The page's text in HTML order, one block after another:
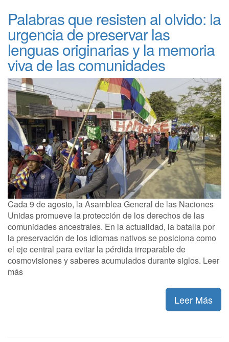
Palabras que resisten al olvido: la
urgencia de preservar las
lenguas originarias y la memoria
viva de las comunidades
Cada 9 de agosto, la Asamblea General de las Naciones
Unidas promueve la protección de los derechos de las
comunidades ancestrales. En la actualidad, la batalla por
la preservación de los idiomas nativos se posiciona como
el eje central para evitar la pérdida irreparable de
cosmovisiones y saberes acumulados durante siglos. Leer
más
Leer Más